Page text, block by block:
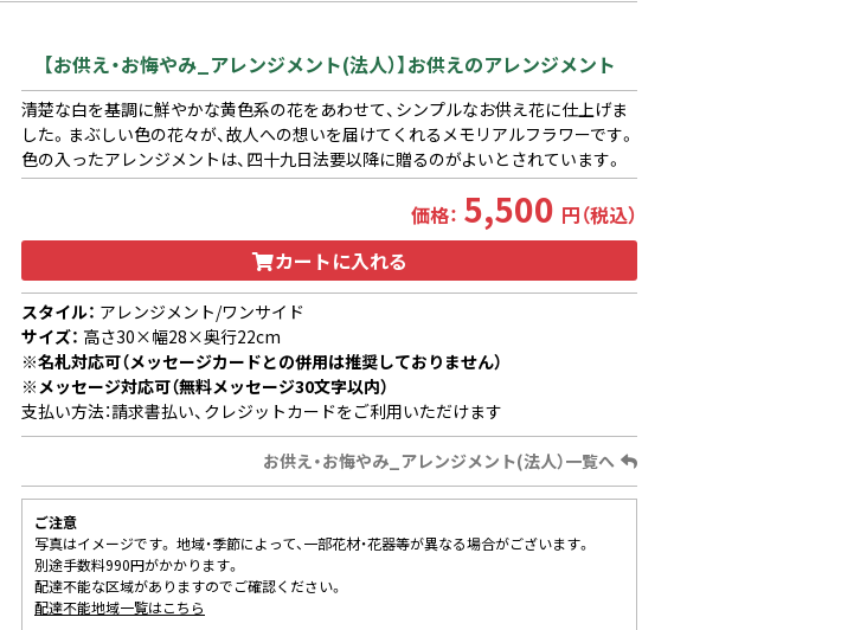
【お供え・お悔やみ_アレンジメント(法人）】お供えのアレンジメント
清楚な白を基調に鮮やかな黄色系の花をあわせて、シンプルなお供え花に仕上げま
した。まぶしい色の花々が、故人への想いを届けてくれるメモリアルフラワーです。
色の入ったアレンジメントは、四十九日法要以降に贈るのがよいとされています。
価格： 5,500 円（税込）
カートに入れる
スタイル： アレンジメント/ワンサイド
サイズ： 高さ30×幅28×奥行22cm
※名札対応可（メッセージカードとの併用は推奨しておりません）
※メッセージ対応可（無料メッセージ30文字以内）
支払い方法：請求書払い、クレジットカードをご利用いただけます
お供え・お悔やみ_アレンジメント(法人）一覧へ
ご注意
写真はイメージです。 地域・季節によって、一部花材・花器等が異なる場合がございます。
別途手数料990円がかかります。
配達不能な区域がありますのでご確認ください。
配達不能地域一覧はこちら